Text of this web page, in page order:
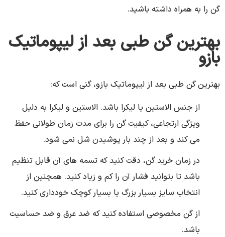
گن را به همراه داشته باشید.
بهترین گن طبی بعد از لیپوماتیک
بازو
بهترین گن طبی بعد از لیپوماتیک بازو، گنی است که:
از جنس الاستین یا لیکرا باشد. الاستین و لیکرا به دلیل
ویژگی ارتجاعی، کیفیت گن را برای مدت زمان طولانی حفظ
می کند و بعد از چند بار پوشیدن شل نمی شود.
در زمان خرید گن، دقت کنید که تسمه های آن قابل تنظیم
باشد تا بتوانید فشار آن را کم و زیاد کنید. همچنین از
انتخاب سایز بسیار بزرگ یا بسیار کوچک خودداری کنید.
از گن مخصوصی استفاده کنید که ضد عرق و ضد حساسیت
باشد.